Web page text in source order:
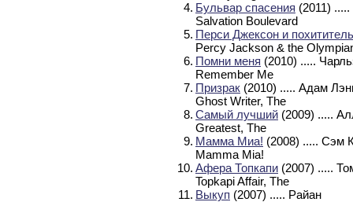
4. Бульвар спасения (2011)
Salvation Boulevard
5. Перси Джексон и
Percy Jackson & the
6. Помни меня (2010) .....
Remember Me
7. Призрак (2010) ..... Адам
Ghost Writer, The
8. Самый лучший (2009) .....
Greatest, The
9. Мамма Миа! (2008) ..... Сэм
Mamma Mia!
10. Афера Топкапи (2007) .....
Topkapi Affair, The
11. Выкуп (2007) ..... Райан